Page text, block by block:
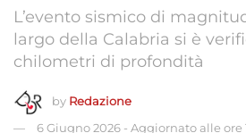
L’evento sismico di
largo della Calabria si è
chilometri di profondità
by Redazione
6 Giugno 2026 - Aggiornato alle ore